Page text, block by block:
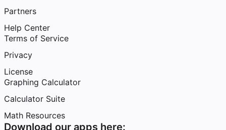
Partners
Help Center
Terms of Service
Privacy
License
Graphing Calculator
Calculator Suite
Math Resources
Download our apps here: